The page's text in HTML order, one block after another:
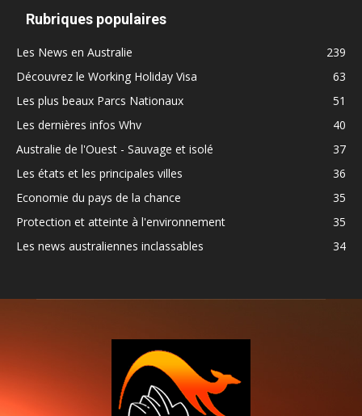
Rubriques populaires
Les News en Australie
239
Découvrez le Working Holiday Visa
63
Les plus beaux Parcs Nationaux
51
Les dernières infos Whv
40
Australie de l'Ouest - Sauvage et isolé
37
Les états et les principales villes
36
Economie du pays de la chance
35
Protection et atteinte à l'environnement
35
Les news australiennes inclassables
34